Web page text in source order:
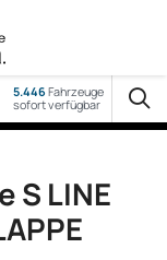
5.446Fahrzeuge
sofort verfügbar
S LINE